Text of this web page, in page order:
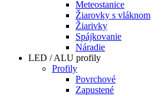
Meteostanice
Žiarovky s vláknom
Žiarivky
Spájkovanie
Náradie
LED / ALU profily
Profily
Povrchové
Zapustené